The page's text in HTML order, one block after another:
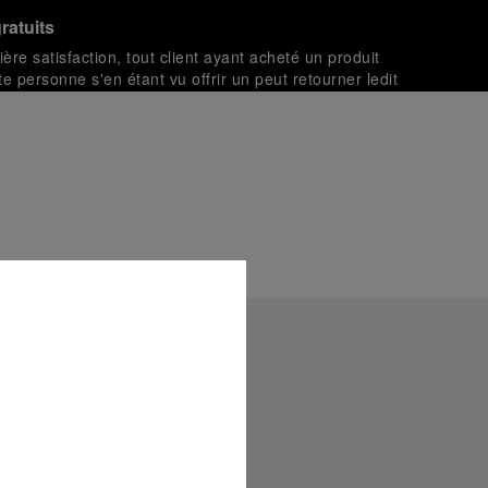
satisfaction, tout client ayant acheté un produit
personne s'en étant vu offrir un peut retourner ledit